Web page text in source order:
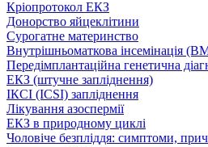
Кріопротокол ЕКЗ
Донорство яйцеклітини
Сурогатне материнство
Внутрішньоматкова інсемінація
Передімплантаційна генетична
ЕКЗ (штучне запліднення)
ІКСІ (ICSI) запліднення
Лікування азоспермії
ЕКЗ в природному циклі
Чоловіче безпліддя: симптоми,